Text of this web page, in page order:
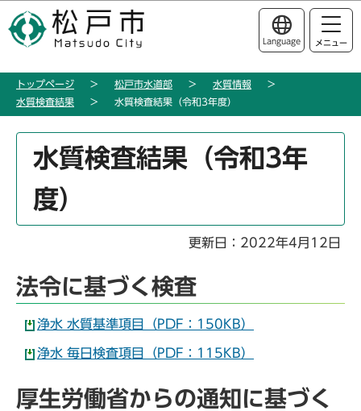
の
ー
このページの本文へ移動
Language メニュー
トップページ 松戸市水道部
水質情報
水質検査結果
水質検査結果（令和3年度）
か
水質検査結果（令和3年
度）
更新日：2022年4月12日
法令に基づく検査
浄水 水質基準項目（PDF：150KB）
浄水 毎日検査項目（PDF：115KB）
厚生労働省からの通知に基づく